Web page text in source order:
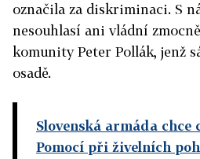
označila za diskriminaci. S
nesouhlasí ani vládní
komunity Peter Pollák, jenž
osadě.
Slovenská armáda chce
Pomocí při živelních